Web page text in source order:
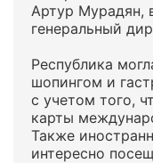
Артур Мурадян,
генеральный
Республика
шопингом и
с учетом того,
карты
Также
интересно